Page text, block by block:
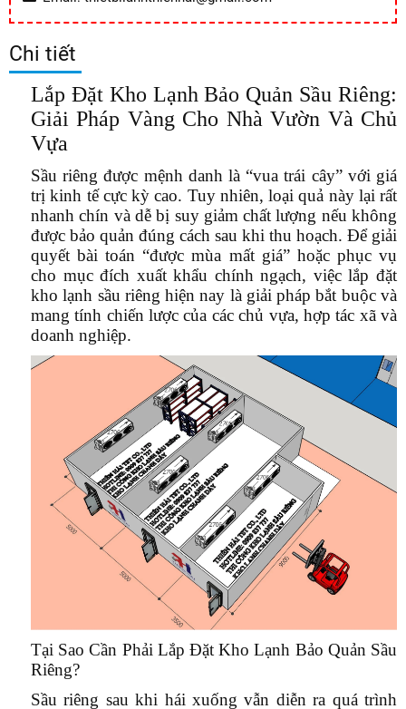
Chi tiết
Lắp Đặt Kho Lạnh Bảo Quản Sầu Riêng:
Giải Pháp Vàng Cho Nhà Vườn Và Chủ
Vựa
Sầu riêng được mệnh danh là “vua trái cây” với giá
trị kinh tế cực kỳ cao. Tuy nhiên, loại quả này lại rất
nhanh chín và dễ bị suy giảm chất lượng nếu không
được bảo quản đúng cách sau khi thu hoạch. Để giải
quyết bài toán “được mùa mất giá” hoặc phục vụ
cho mục đích xuất khẩu chính ngạch, việclắp đặt
kho lạnh sầu riêng hiện nay là giải pháp bắt buộc và
mang tính chiến lược của các chủ vựa, hợp tác xã và
doanh nghiệp.
Tại Sao Cần Phải Lắp Đặt Kho Lạnh Bảo Quản Sầu
Riêng?
Sầu riêng sau khi hái xuống vẫn diễn ra quá trình